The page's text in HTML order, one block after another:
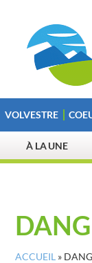
VOLVESTRE
À LA UNE
ACCUEIL »